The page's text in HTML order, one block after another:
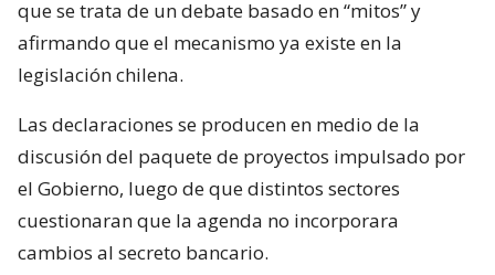
que se trata de un debate basado en “mitos” y
afirmando que el mecanismo ya existe en la
legislación chilena.
Las declaraciones se producen en medio de la
discusión del paquete de proyectos impulsado por
el Gobierno, luego de que distintos sectores
cuestionaran que la agenda no incorporara
cambios al secreto bancario.